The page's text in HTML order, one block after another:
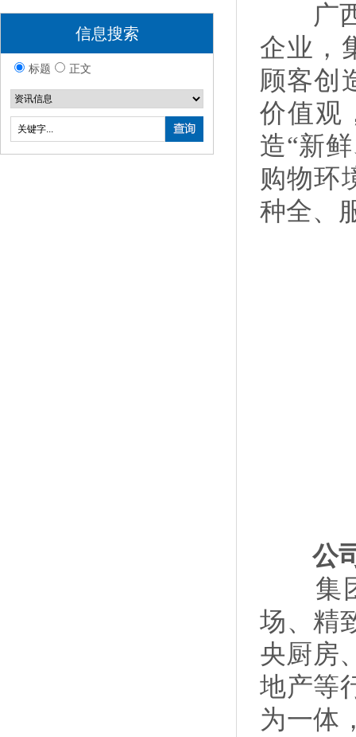
信息搜索
标题 正文
广西
企业，
顾客创
价值观
造“新
购物环
种全、
公司
集团
场、精
央厨房
地产等
为一体